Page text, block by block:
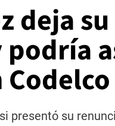
deja
podría
presentó su